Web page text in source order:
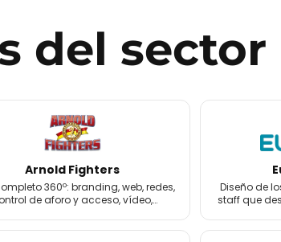
del sector
Arnold Fighters
360º: branding, web, redes,
de aforo y acceso, vídeo,
Diseño de
staff que